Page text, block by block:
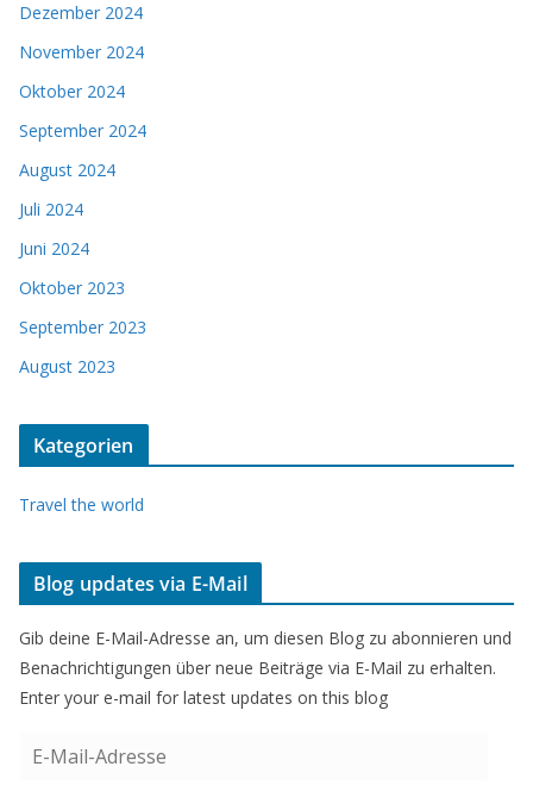
Dezember 2024
November 2024
Oktober 2024
September 2024
August 2024
Juli 2024
Juni 2024
Oktober 2023
September 2023
August 2023
Kategorien
Travel the world
Blog updates via E-Mail
Gib deine E-Mail-Adresse an, um diesen Blog zu abonnieren und
Benachrichtigungen über neue Beiträge via E-Mail zu erhalten.
Enter your e-mail for latest updates on this blog